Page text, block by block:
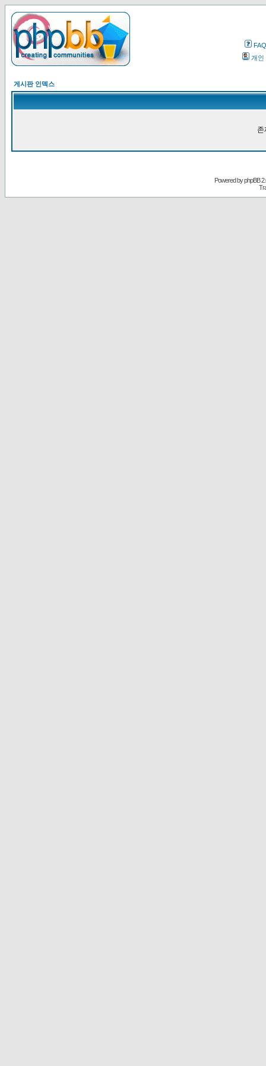
FAQ
개인
게시판 인덱스
존
Powered byphpBB